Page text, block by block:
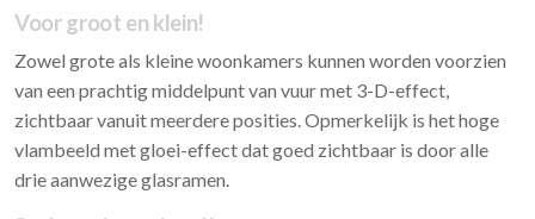
Voor groot en klein!
Zowel grote als kleine woonkamers kunnen worden voorzien
van een prachtig middelpunt van vuur met 3-D-effect,
zichtbaar vanuit meerdere posities. Opmerkelijk is het hoge
vlambeeld met gloei-effect dat goed zichtbaar is door alle
drie aanwezige glasramen.